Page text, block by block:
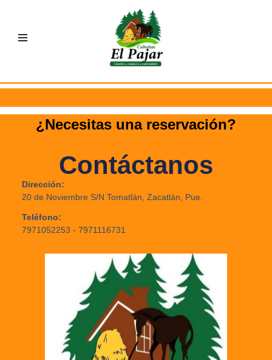
Saltar
¿Necesitas una reservación?
Contáctanos
Dirección:
20 de Noviembre S/N Tomatlán, Zacatlán, Pue.
Teléfono:
7971052253 - 7971116731